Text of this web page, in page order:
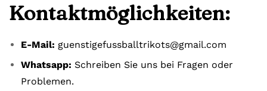
Kontaktmöglichkeiten:
E-Mail: guenstigefussballtrikots@gmail.com
Whatsapp: Schreiben Sie uns bei Fragen oder
Problemen.